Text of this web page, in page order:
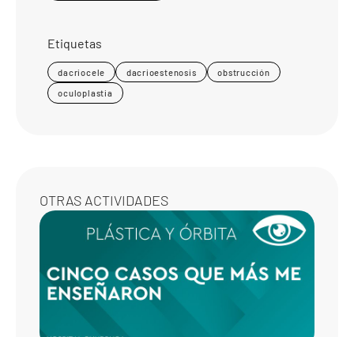
Etiquetas
dacriocele dacrioestenosis obstrucción
oculoplastia
OTRAS ACTIVIDADES